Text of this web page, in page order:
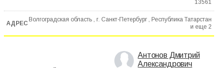
13561
Волгоградская область , г. Санкт-Петербург , Республика Татарстан
и еще 2
Антонов Дмитрий
Александрович